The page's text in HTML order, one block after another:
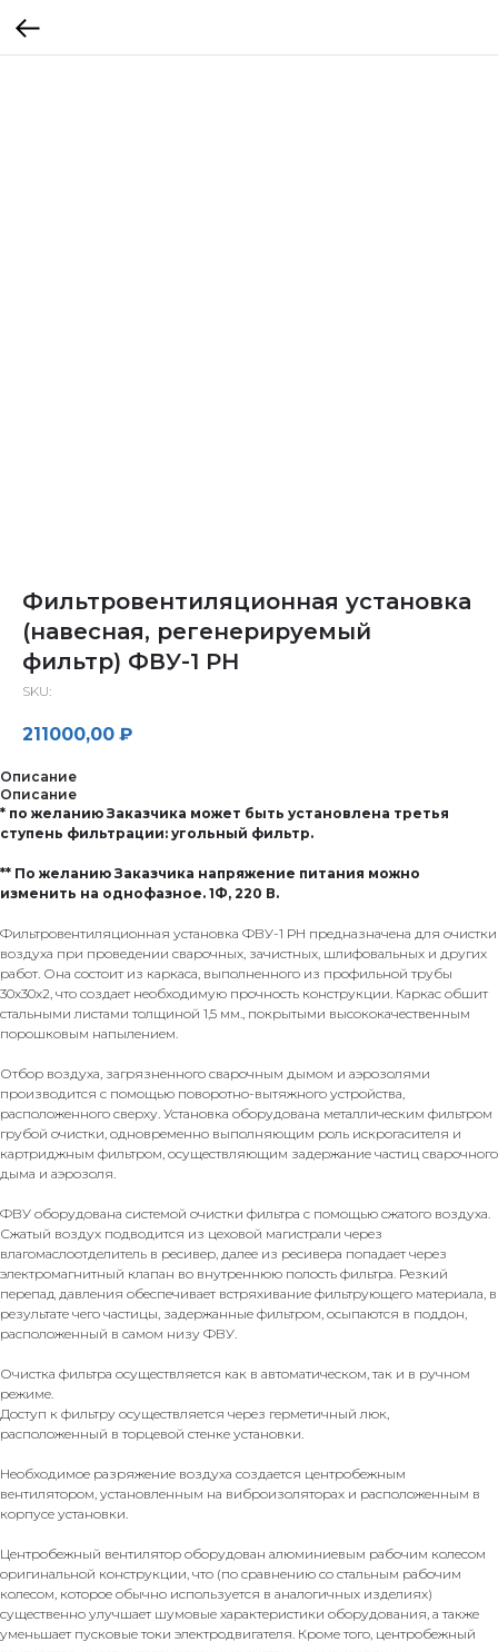
Фильтровентиляционная установка
(навесная, регенерируемый
фильтр) ФВУ-1 РН
SKU:
211000,00 ₽
Описание
Описание
* по желанию Заказчика может быть установлена третья
ступень фильтрации: угольный фильтр.
** По желанию Заказчика напряжение питания можно
изменить на однофазное. 1Ф, 220 В.
Фильтровентиляционная установка ФВУ-1 РН предназначена для очистки
воздуха при проведении сварочных, зачистных, шлифовальных и других
работ. Она состоит из каркаса, выполненного из профильной трубы
30х30х2, что создает необходимую прочность конструкции. Каркас обшит
стальными листами толщиной 1,5 мм., покрытыми высококачественным
порошковым напылением.
Отбор воздуха, загрязненного сварочным дымом и аэрозолями
производится с помощью поворотно-вытяжного устройства,
расположенного сверху. Установка оборудована металлическим фильтром
грубой очистки, одновременно выполняющим роль искрогасителя и
картриджным фильтром, осуществляющим задержание частиц сварочного
дыма и аэрозоля.
ФВУ оборудована системой очистки фильтра с помощью сжатого воздуха.
Сжатый воздух подводится из цеховой магистрали через
влагомаслоотделитель в ресивер, далее из ресивера попадает через
электромагнитный клапан во внутреннюю полость фильтра. Резкий
перепад давления обеспечивает встряхивание фильтрующего материала, в
результате чего частицы, задержанные фильтром, осыпаются в поддон,
расположенный в самом низу ФВУ.
Очистка фильтра осуществляется как в автоматическом, так и в ручном
режиме.
Доступ к фильтру осуществляется через герметичный люк,
расположенный в торцевой стенке установки.
Необходимое разряжение воздуха создается центробежным
вентилятором, установленным на виброизоляторах и расположенным в
корпусе установки.
Центробежный вентилятор оборудован алюминиевым рабочим колесом
оригинальной конструкции, что (по сравнению со стальным рабочим
колесом, которое обычно используется в аналогичных изделиях)
существенно улучшает шумовые характеристики оборудования, а также
уменьшает пусковые токи электродвигателя. Кроме того, центробежный